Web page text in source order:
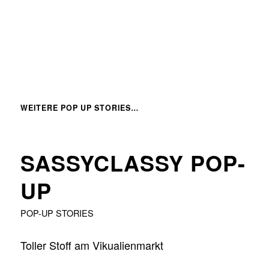
WEITERE POP UP STORIES…
SASSYCLASSY POP-
UP
POP-UP STORIES
Toller Stoff am Vikualienmarkt